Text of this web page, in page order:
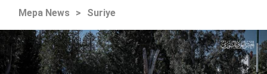
Mepa News > Suriye